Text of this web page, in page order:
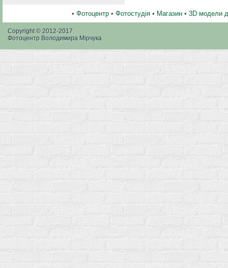
• Фотоцентр• Фотостудія• Магазин• 3D модели
Copyright © 2012-2017
Фотоцентр Володимира Мірчука